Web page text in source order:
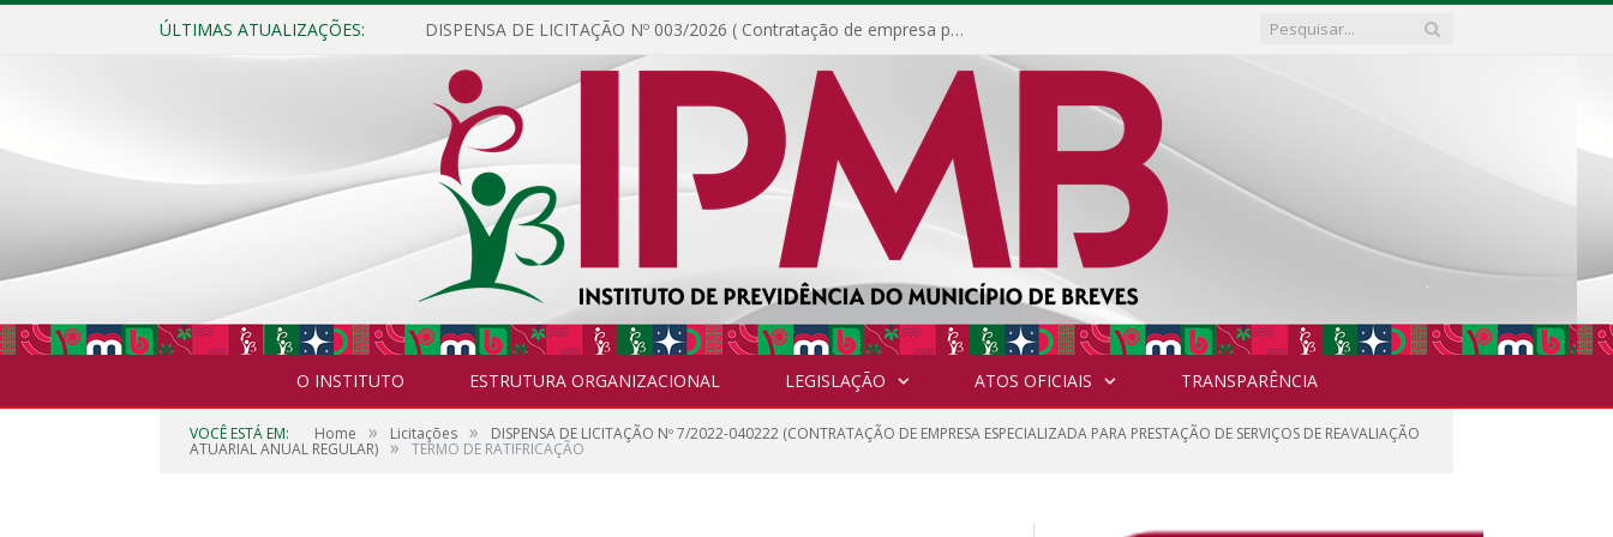
ÚLTIMAS ATUALIZAÇÕES: DISPENSA DE LICITAÇÃO Nº 003/2026 ( Contratação de empresa para fornecimento de gêneros alimentícios não perecíveis, materiais de expediente, descartáveis, copa e cozinha, para análise e posterior publicação.)
O INSTITUTO ESTRUTURA ORGANIZACIONAL LEGISLAÇÃO ATOS OFICIAIS TRANSPARÊNCIA
VOCÊ ESTÁ EM: Home » Licitações » DISPENSA DE LICITAÇÃO Nº 7/2022-040222 (CONTRATAÇÃO DE EMPRESA ESPECIALIZADA PARA PRESTAÇÃO DE SERVIÇOS DE REAVALIAÇÃO
ATUARIAL ANUAL REGULAR) » TERMO DE RATIFRICAÇÃO